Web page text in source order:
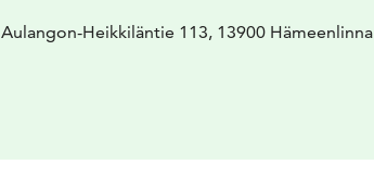
Aulangon-Heikkiläntie 113, 13900 Hämeenlinna